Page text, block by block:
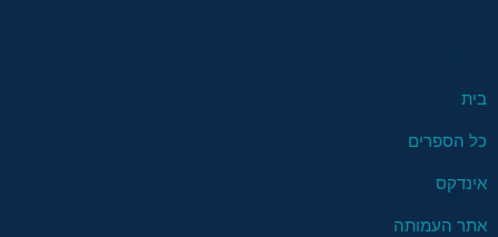
בית
כל הספרים
אינדקס
אתר העמותה